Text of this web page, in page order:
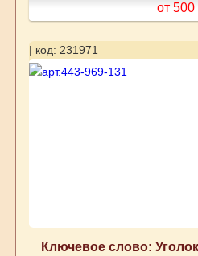
от 500
| код: 231971
Ключевое слово: